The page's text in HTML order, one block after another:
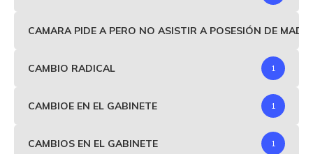
CAMARA PIDE A PERO NO ASISTIR A POSESIÓN DE
CAMBIO RADICAL 1
CAMBIOE EN EL GABINETE 1
CAMBIOS EN EL GABINETE 1